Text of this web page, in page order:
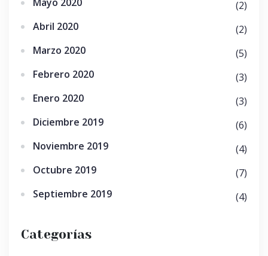
Mayo 2020
(2)
Abril 2020
(2)
Marzo 2020
(5)
Febrero 2020
(3)
Enero 2020
(3)
Diciembre 2019
(6)
Noviembre 2019
(4)
Octubre 2019
(7)
Septiembre 2019
(4)
Categorías